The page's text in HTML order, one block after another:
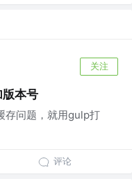
关注
本号
存问题，就用gulp打
评论